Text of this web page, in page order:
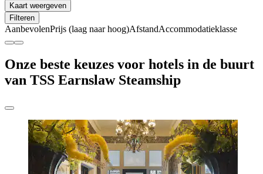
Kaart weergeven
Filteren
AanbevolenPrijs (laag naar hoog)AfstandAccommodatieklasse
Onze beste keuzes voor hotels in de buurt
van TSS Earnslaw Steamship